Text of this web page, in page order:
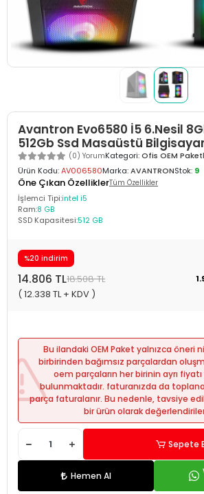
Avantron Evo6580 İ5 6.Nesil
512Gb Ssd Masaüstü
(0) YorumKategori:Ofis OEM
Ürün Kodu:AV006580Marka:AVANTRONStok: 9
Öne Çıkan ÖzelliklerTüm Özellikler
İşlemci Tipi:intel i5
Ram:8 GB
SSD Kapasitesi:512 GB
%20 indirim
14.806 TL18.508 TL
( 12.338 TL + KDV )
Bu ilandaki OEM Paket yalnızca öneri
birbirinden bağımsız parçalardan
oem parçaların her birinin ayrı
bulunmaktadır. faturanızda da
parça faturalanır. Bu nedenle, tavsiye
bir ürün olarak
Sepete
Hemen Al